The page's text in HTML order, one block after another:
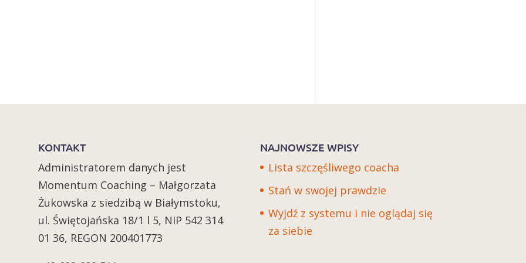
KONTAKT
Administratorem danych jest
Momentum Coaching – Małgorzata
Żukowska z siedzibą w Białymstoku,
ul. Świętojańska 18/1 l 5, NIP 542 314
01 36, REGON 200401773
NAJNOWSZE WPISY
Lista szczęśliwego coacha
Stań w swojej prawdzie
Wyjdź z systemu i nie oglądaj się
za siebie